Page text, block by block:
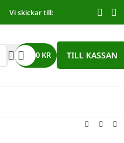
Vi skickar till:
0 KR TILL KASSAN